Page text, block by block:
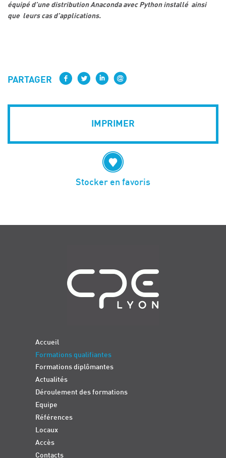
équipé d’une distribution Anaconda avec Python installé ainsi
que leurs cas d’applications.
PARTAGER
IMPRIMER
Stocker en favoris
Accueil
Formations qualifiantes
Formations diplômantes
Actualités
Déroulement des formations
Equipe
Références
Locaux
Accès
Contacts